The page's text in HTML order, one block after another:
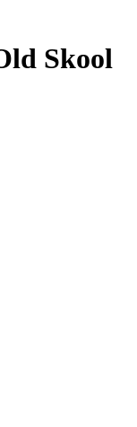
Skool